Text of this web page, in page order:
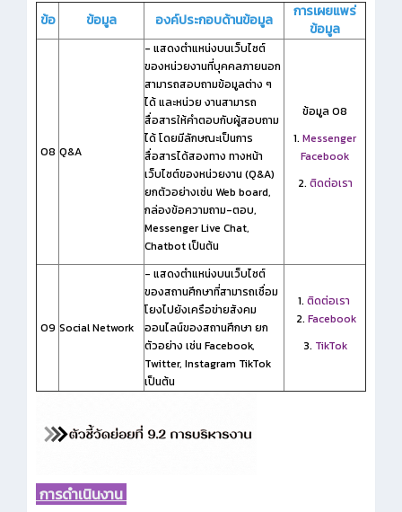
ข้อ ข้อมูล องค์ประกอบด้านข้อมูล
การเผยแพร่
ข้อมูล
O8 Q&A
- แสดงตำแหน่งบนเว็บไซต์
ของหน่วยงานที่บุคคลภายนอก
สามารถสอบถามข้อมูลต่าง ๆ
ได้ และหน่วย งานสามารถ
สื่อสารให้คำตอบกับผู้สอบถาม
ได้ โดยมีลักษณะเป็นการ
สื่อสารได้สองทาง ทางหน้า
เว็บไซต์ของหน่วยงาน (Q&A)
ยกตัวอย่างเช่น Web board,
กล่องข้อความถาม-ตอบ,
Messenger Live Chat,
Chatbot เป็นต้น
ข้อมูล O8
1. Messenger
Facebook
2. ติดต่อเรา
O9 Social Network
- แสดงตำแหน่งบนเว็บไซต์
ของสถานศึกษาที่สามารถเชื่อม
โยงไปยังเครือข่ายสังคม
ออนไลน์ของสถานศึกษา ยก
ตัวอย่าง เช่น Facebook,
Twitter, Instagram TikTok
เป็นต้น
1. ติดต่อเรา
2. Facebook
3. TikTok
การดำเนินงาน